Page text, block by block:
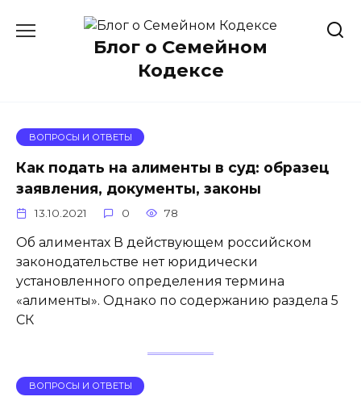
Блог о Семейном
Кодексе
ВОПРОСЫ И ОТВЕТЫ
Как подать на алименты в суд: образец
заявления, документы, законы
13.10.2021 0 78
Об алиментах В действующем российском
законодательстве нет юридически
установленного определения термина
«алименты». Однако по содержанию раздела 5
СК
ВОПРОСЫ И ОТВЕТЫ